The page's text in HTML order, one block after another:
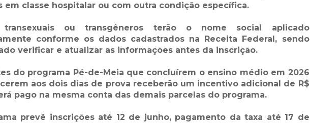
em classe hospitalar ou com outra condição específica.
transexuais ou transgêneros terão o nome social aplicado
conforme os dados cadastrados na Receita Federal, sendo
verificar e atualizar as informações antes da inscrição.
do programa Pé-de-Meia que concluírem o ensino médio em 2026
aos dois dias de prova receberão um incentivo adicional de R$
pago na mesma conta das demais parcelas do programa.
prevê inscrições até 12 de junho, pagamento da taxa até 17 de